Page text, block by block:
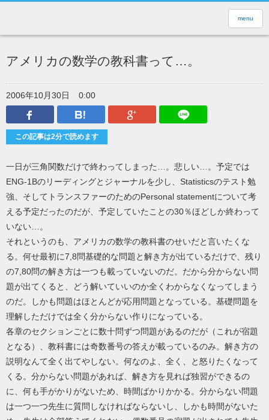
menu
アメリカの数学の教科書って…。
2006年10月30日
0:00
Facebook
はてなブックマークGoogle Plus
この記事は2分で読めます
一日が三角関数だけで終わってしまった…。悲しい…。予定では
ENG-1Bのリーディングとジャーナルを少し、Statisticsのテスト勉
強、そしてトランスファーのためのPersonal statementについて考
える予定だったのだが、予定していたことの30％ほどしか終わって
いない…。
それというのも、アメリカの数学の教科書のせいだと言いたくな
る。何せ最初に7,8問基礎的な問題と解き方が出ているだけで、残り
の7,80問の解き方は一つも載っていないのだ。だから分からない問
題が出てくると、どう解いていいのか全くわからなくなってしまう
のだ。しかも問題はほとんどが応用問題となっている。基礎問題を
理解しただけでは全く分からない作りになっている。
各章のセクションごとに数十問ずつ問題があるのだが（これが宿題
となる）、教科書には奇数番号の答えが載っているのみ。解き方の
説明なんて全く出てやしない。何なのよ、全く、と怒りたくなって
くる。分からない問題があれば、解き方を見れば独習ができるの
に、何も手がかりがないため、時間ばかりかかる。分からない問題
は一つ一つ先生に質問しなければならないし、しかも時間がないた